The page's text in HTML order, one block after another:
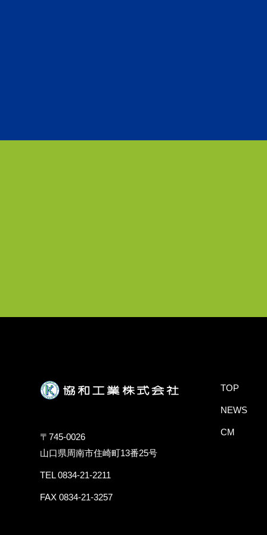
〒745-0026
山口県周南市住崎町13番25号
TEL 0834-21-2211
FAX 0834-21-3257
TOP
NEWS
CM